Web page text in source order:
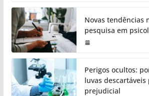
Novas tendências
pesquisa em
Perigos ocultos:
luvas descartáveis
prejudicial